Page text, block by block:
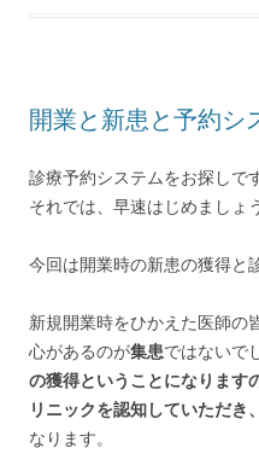
開業と新患と予約シ
診療予約システムをお探しで
それでは、早速はじめましょ
今回は開業時の新患の獲得と
新規開業時をひかえた医師の
心があるのが集患ではないで
の獲得ということになります
リニックを認知していただき
なります。